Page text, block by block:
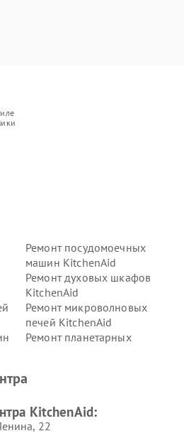
Ремонт посудомоечных
машин KitchenAid
Ремонт духовых шкафов
KitchenAid
Ремонт микроволновых
печей KitchenAid
Ремонт планетарных
KitchenAid:
22